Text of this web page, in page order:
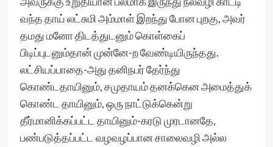
வந்த தாய் லட்சுமி அம்மாள் இறந்து போன புறகு, அவர்
தமது மனோ திடத்துடனும் கொள்கைப்
பிடிப்புடனும்தான் முன்னே-ற வேண்டியிருந்தது.
லட்சியப்பாதை-அது தனிநபர் தேர்ந்து
கொண்டதாயினும், சமுதாயம் தனக்கென அமைத்துக்
கொண்ட தாயினும், ஒரு நாட்டுக்கென்று
தீர்மானிக்கப்பட்ட தாயினும்-கரடு முரடானதே,
பண்படுத்தப்பட்ட வழவழப்பான சாலைவழி அல்ல